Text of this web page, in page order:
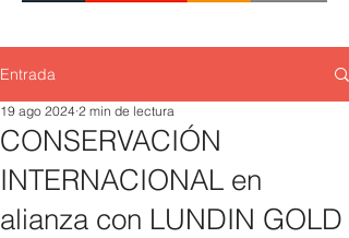
Entrada
CONSERVACIÓN
INTERNACIONAL en
alianza con LUNDIN GOLD
19 ago 2024 2 min de lectura